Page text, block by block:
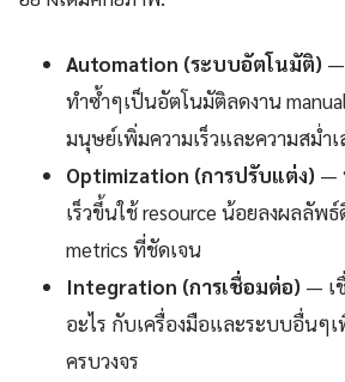
Automation (ระบบอัตโนมัติ) —
ทำซ้ำๆเป็นอัตโนมัติลดงาน
มนุษย์เพิ่มความเร็วและความสม่ำ
Optimization (การปรับแต่ง) —
เร็วขึ้นใช้ resource น้อยลงผลลัพ
metrics ที่ชัดเจน
Integration (การเชื่อมต่อ) — เ
อะไร กับเครื่องมือและระบบอื่นๆ
ครบวงจร